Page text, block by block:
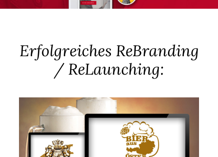
Erfolgreiches ReBranding
/ ReLaunching: